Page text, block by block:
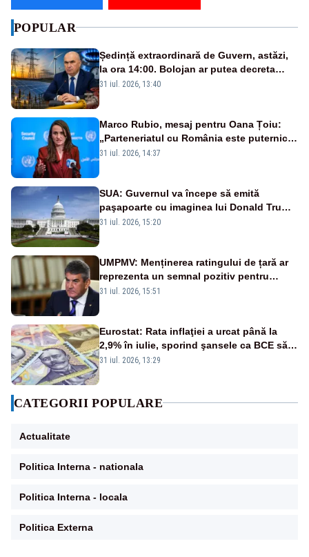
POPULAR
Ședință extraordinară de Guvern, astăzi,
la ora 14:00. Bolojan ar putea decreta
stare de urgență energetică
31 iul. 2026, 13:40
Marco Rubio, mesaj pentru Oana Țoiu:
„Parteneriatul cu România este puternic
și prețuit”
31 iul. 2026, 14:37
SUA: Guvernul va începe să emită
paşapoarte cu imaginea lui Donald Trump
începând cu 8 august
31 iul. 2026, 15:20
UMPMV: Menținerea ratingului de țară ar
reprezenta un semnal pozitiv pentru
România. Autoritățile trebuie să continue
31 iul. 2026, 15:51
Eurostat: Rata inflaţiei a urcat până la
2,9% în iulie, sporind şansele ca BCE să
majoreze dobânda
31 iul. 2026, 13:29
CATEGORII POPULARE
Actualitate
Politica Interna - nationala
Politica Interna - locala
Politica Externa